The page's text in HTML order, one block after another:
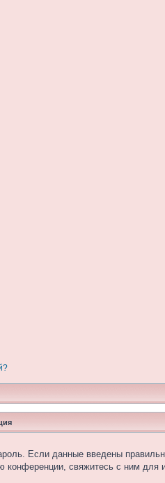
Если данные введены
свяжитесь с ним для